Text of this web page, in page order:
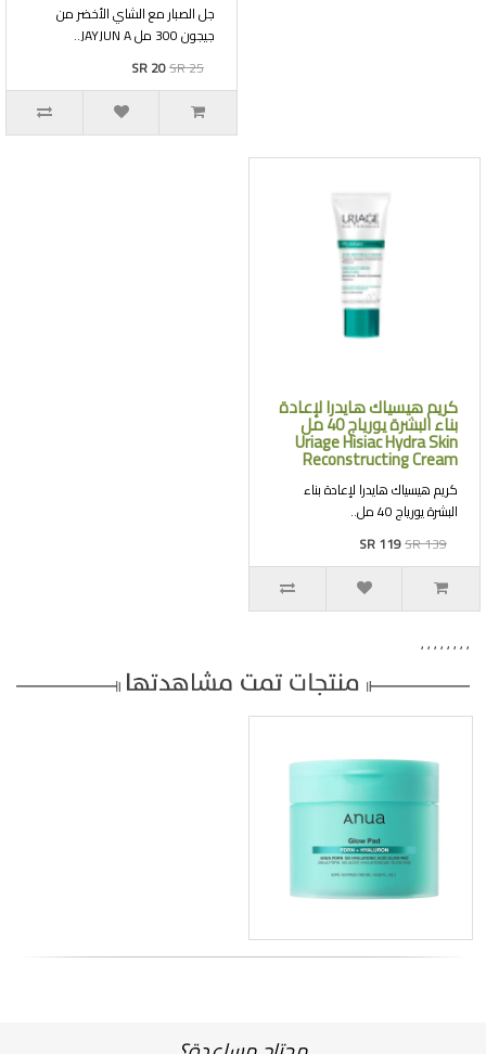
جل الصبار مع الشاي الأخضر من
جيجون 300 مل JAYJUN A..
SR 20SR 25
كريم هيسياك هايدرا لإعادة
بناء البشرة يورياج 40 مل
Uriage Hisiac Hydra Skin
Reconstructing Cream
كريم هيسياك هايدرا لإعادة بناء
البشرة يورياج 40 مل..
SR 119SR 139
,
,
,
,
,
,
,
,